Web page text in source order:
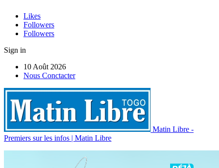
Likes
Followers
Followers
Sign in
10 Août 2026
Nous Conctacter
Matin Libre -
Premiers sur les infos | Matin Libre